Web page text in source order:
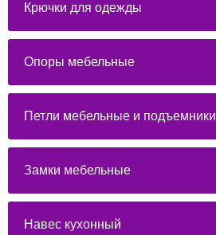
Крючки для одежды
Опоры мебельные
Петли мебельные и подъемники
Замки мебельные
Навес кухонный